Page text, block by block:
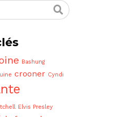
Bashung
crooner Cyndi
Elvis Presley